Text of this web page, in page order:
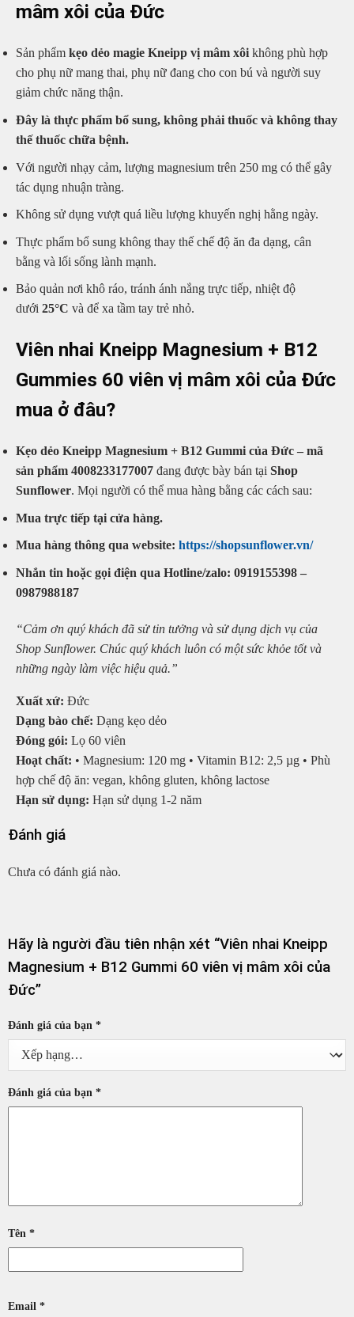
mâm xôi của Đức
Sản phẩm kẹo dẻo magie Kneipp vị mâm xôi không phù hợp
cho phụ nữ mang thai, phụ nữ đang cho con bú và người suy
giảm chức năng thận.
Đây là thực phẩm bổ sung, không phải thuốc và không thay
thế thuốc chữa bệnh.
Với người nhạy cảm, lượng magnesium trên 250 mg có thể gây
tác dụng nhuận tràng.
Không sử dụng vượt quá liều lượng khuyến nghị hằng ngày.
Thực phẩm bổ sung không thay thế chế độ ăn đa dạng, cân
bằng và lối sống lành mạnh.
Bảo quản nơi khô ráo, tránh ánh nắng trực tiếp, nhiệt độ
dưới 25°C và để xa tầm tay trẻ nhỏ.
Viên nhai Kneipp Magnesium + B12
Gummies 60 viên vị mâm xôi của Đức
mua ở đâu?
Kẹo dẻo Kneipp Magnesium + B12 Gummi của Đức – mã
sản phẩm 4008233177007 đang được bày bán tại Shop
Sunflower. Mọi người có thể mua hàng bằng các cách sau:
Mua trực tiếp tại cửa hàng.
Mua hàng thông qua website: https://shopsunflower.vn/
Nhắn tin hoặc gọi điện qua Hotline/zalo: 0919155398 –
0987988187
“Cảm ơn quý khách đã sử tin tưởng và sử dụng dịch vụ của
Shop Sunflower. Chúc quý khách luôn có một sức khỏe tốt và
những ngày làm việc hiệu quả.”
Xuất xứ: Đức
Dạng bào chế: Dạng kẹo dẻo
Đóng gói: Lọ 60 viên
Hoạt chất: • Magnesium: 120 mg • Vitamin B12: 2,5 µg • Phù
hợp chế độ ăn: vegan, không gluten, không lactose
Hạn sử dụng: Hạn sử dụng 1-2 năm
Đánh giá
Chưa có đánh giá nào.
Hãy là người đầu tiên nhận xét “Viên nhai Kneipp
Magnesium + B12 Gummi 60 viên vị mâm xôi của
Đức”
Đánh giá của bạn *
Đánh giá của bạn *
Tên *
Email *